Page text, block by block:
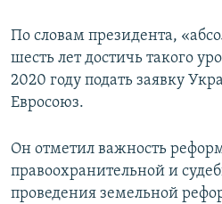
По словам президента,
шесть лет достичь такого
2020 году подать заявку
Евросоюз.
Он отметил важность
правоохранительной и
проведения земельной